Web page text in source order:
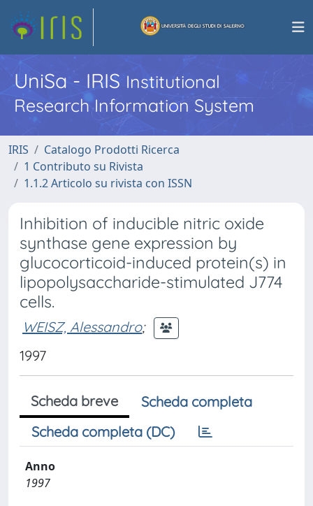
UniSa - IRISInstitutional
Research Information System
IRIS
Catalogo Prodotti Ricerca
1 Contributo su Rivista
1.1.2 Articolo su rivista con ISSN
Inhibition of inducible nitric oxide
synthase gene expression by
glucocorticoid-induced protein(s) in
lipopolysaccharide-stimulated J774
cells.
WEISZ, Alessandro;
1997
Scheda breve
Scheda completa
Scheda completa (DC)
Anno
1997